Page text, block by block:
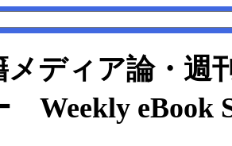
メディア論・週
Weekly eBook